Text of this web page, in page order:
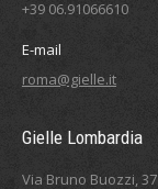
+39 06.91066610
E-mail
roma@gielle.it
Gielle Lombardia
Via Bruno Buozzi, 37